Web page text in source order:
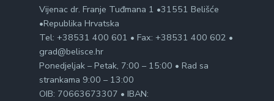
Vijenac dr. Franje Tuđmana 1 •31551 Belišće
•Republika Hrvatska
Tel: +38531 400 601 • Fax: +38531 400 602 •
grad@belisce.hr
Ponedjeljak – Petak, 7:00 – 15:00 • Rad sa
strankama 9:00 – 13:00
OIB: 70663673307 • IBAN: